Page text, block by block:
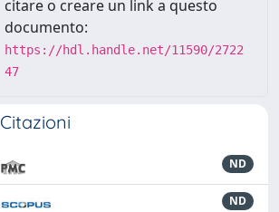
citare o creare un link a questo
documento:
https://hdl.handle.net/11590/2722
47
Citazioni
ND
ND